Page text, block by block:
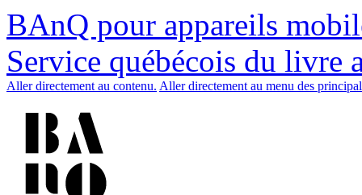
BAnQ pour appareils
Service québécois du livre
Aller directement au contenu. Aller directement au menu des